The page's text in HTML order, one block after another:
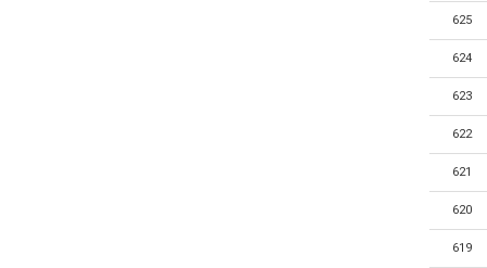
625
624
623
622
621
620
619